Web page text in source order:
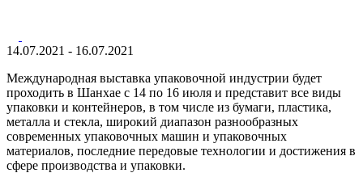
14.07.2021 - 16.07.2021
Международная выставка упаковочной индустрии будет
проходить в Шанхае с 14 по 16 июля и представит все виды
упаковки и контейнеров, в том числе из бумаги, пластика,
металла и стекла, широкий диапазон разнообразных
современных упаковочных машин и упаковочных
материалов, последние передовые технологии и достижения в
сфере производства и упаковки.